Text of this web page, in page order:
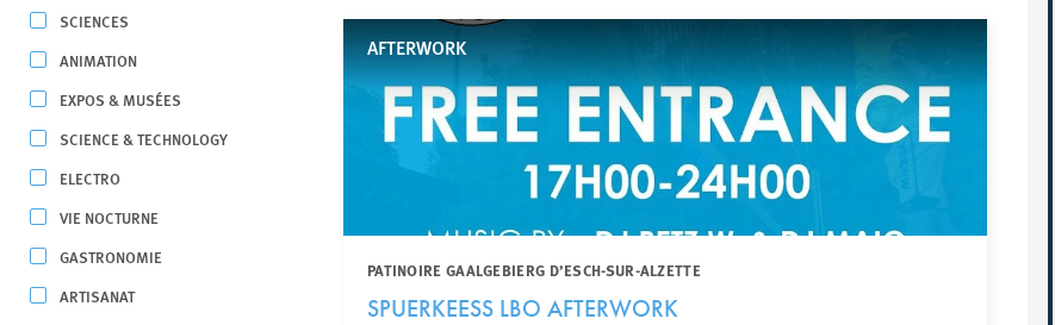
SCIENCES
ANIMATION
EXPOS & MUSÉES
SCIENCE & TECHNOLOGY
ELECTRO
VIE NOCTURNE
GASTRONOMIE
ARTISANAT
AFTERWORK
PATINOIRE GAALGEBIERG D’ESCH-SUR-ALZETTE
SPUERKEESS LBO AFTERWORK